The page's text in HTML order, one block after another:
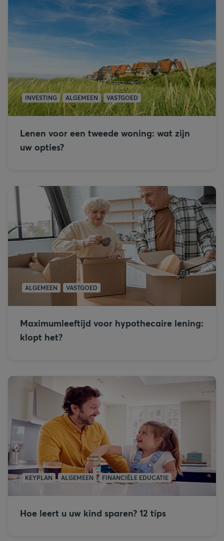
INVESTING ALGEMEEN VASTGOED
Lenen voor een tweede woning: wat zijn
uw opties?
ALGEMEEN VASTGOED
Maximumleeftijd voor hypothecaire lening:
klopt het?
KEYPLAN ALGEMEEN FINANCIËLE EDUCATIE
Hoe leert u uw kind sparen? 12 tips